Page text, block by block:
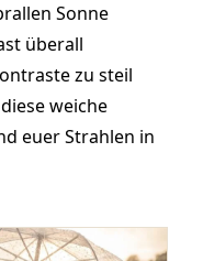
Sonne
überall
zu steil
weiche
euer Strahlen in